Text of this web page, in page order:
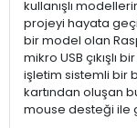
kullanışlı
projeyi hayata
bir model olan
mikro USB çıkışlı
işletim sistemli bir
kartından oluşan
mouse desteği ile